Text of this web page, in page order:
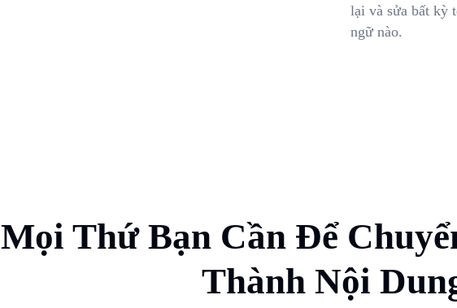
lại và sửa bất kỳ
ngữ nào.
Mọi Thứ Bạn Cần Để
Thành Nội